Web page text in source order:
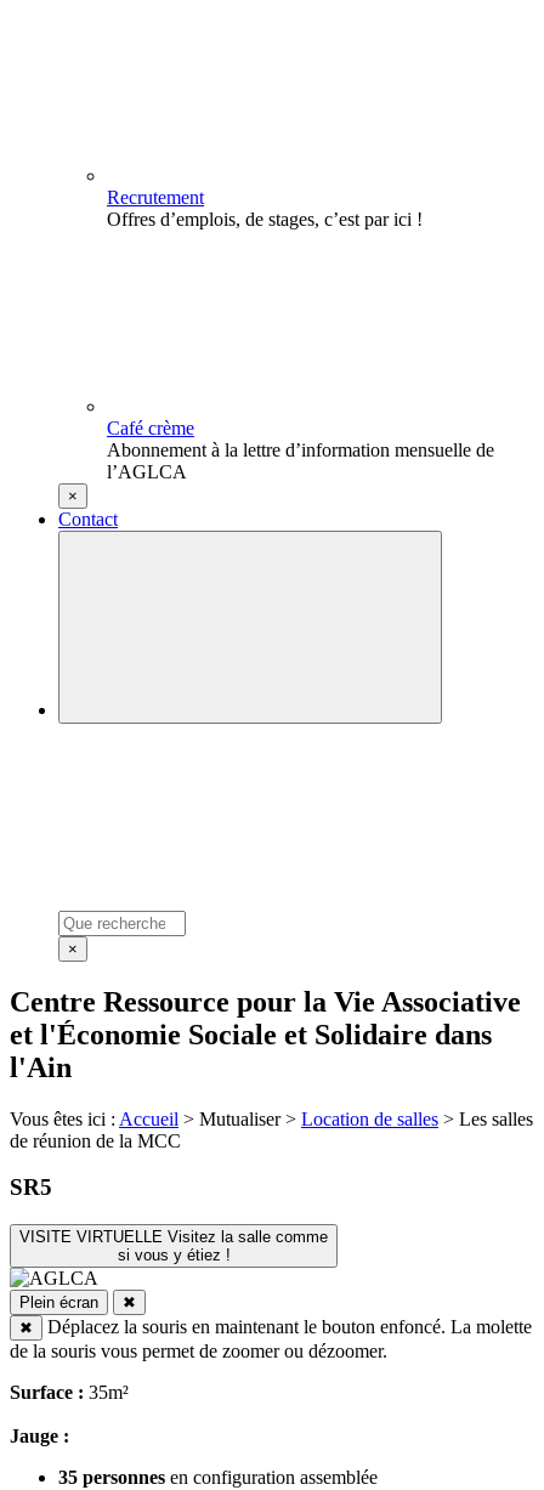
Recrutement
Offres d’emplois, de stages, c’est par ici !
Café crème
Abonnement à la lettre d’information mensuelle de
l’AGLCA
×
Contact
×
Centre Ressource pour la Vie Associative
et l'Économie Sociale et Solidaire dans
l'Ain
Vous êtes ici : Accueil > Mutualiser> Location de salles > Les salles
de réunion de la MCC
SR5
VISITE VIRTUELLE Visitez la salle comme
si vous y étiez !
Plein écran
✖
✖
Déplacez la souris en maintenant le bouton enfoncé. La molette
de la souris vous permet de zoomer ou dézoomer.
Surface : 35m²
Jauge :
35 personnes en configuration assemblée